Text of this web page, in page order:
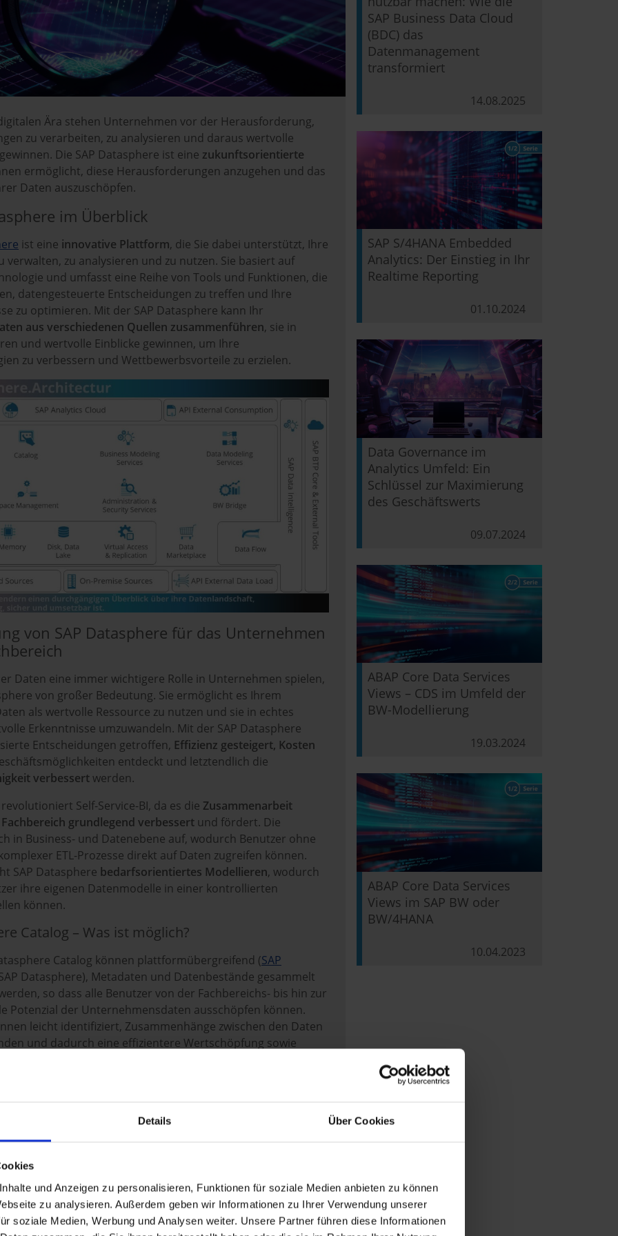
Details Über Cookies
und Anzeigen zu personalisieren, Funktionen für soziale Medien anbieten zu können
zu analysieren. Außerdem geben wir Informationen zu Ihrer Verwendung unserer
soziale Medien, Werbung und Analysen weiter. Unsere Partner führen diese Informationen
Ära stehen Unternehmen vor der Herausforderung,
zu verarbeiten, zu analysieren und daraus wertvolle
Die SAP Datasphere ist eine zukunftsorientierte
ermöglicht, diese Herausforderungen anzugehen und das
Daten auszuschöpfen.
im Überblick
ist eine innovative Plattform, die Sie dabei unterstützt, Ihre
verwalten, zu analysieren und zu nutzen. Sie basiert auf
und umfasst eine Reihe von Tools und Funktionen, die
datengesteuerte Entscheidungen zu treffen und Ihre
zu optimieren. Mit der SAP Datasphere kann Ihr
aus verschiedenen Quellen zusammenführen, sie in
und wertvolle Einblicke gewinnen, um Ihre
zu verbessern und Wettbewerbsvorteile zu erzielen.
von SAP Datasphere für das Unternehmen
Daten eine immer wichtigere Rolle in Unternehmen spielen,
von großer Bedeutung. Sie ermöglicht es Ihrem
als wertvolle Ressource zu nutzen und sie in echtes
Erkenntnisse umzuwandeln. Mit der SAP Datasphere
Entscheidungen getroffen, Effizienz gesteigert, Kosten
entdeckt und letztendlich die
verbessertwerden.
Self-Service-BI, da es die Zusammenarbeit
grundlegend verbessert und fördert. Die
in Business- und Datenebene auf, wodurch Benutzer ohne
ETL-Prozesse direkt auf Daten zugreifen können.
SAP Datasphere bedarfsorientiertes Modellieren, wodurch
ihre eigenen Datenmodelle in einer kontrollierten
können.
Catalog – Was ist möglich?
Catalog können plattformübergreifend (SAP
Datasphere), Metadaten und Datenbestände gesammelt
so dass alle Benutzer von der Fachbereichs- bis hin zur
Potenzial der Unternehmensdaten ausschöpfen können.
leicht identifiziert, Zusammenhänge zwischen den Daten
und dadurch eine effizientere Wertschöpfung sowie
SAP Business Data Cloud
(BDC) das
Datenmanagement
transformiert
14.08.2025
SAP S/4HANA Embedded
Analytics: Der Einstieg in Ihr
Realtime Reporting
01.10.2024
Data Governance im
Analytics Umfeld: Ein
Schlüssel zur Maximierung
des Geschäftswerts
09.07.2024
ABAP Core Data Services
Views – CDS im Umfeld der
BW-Modellierung
19.03.2024
ABAP Core Data Services
Views im SAP BW oder
BW/4HANA
10.04.2023